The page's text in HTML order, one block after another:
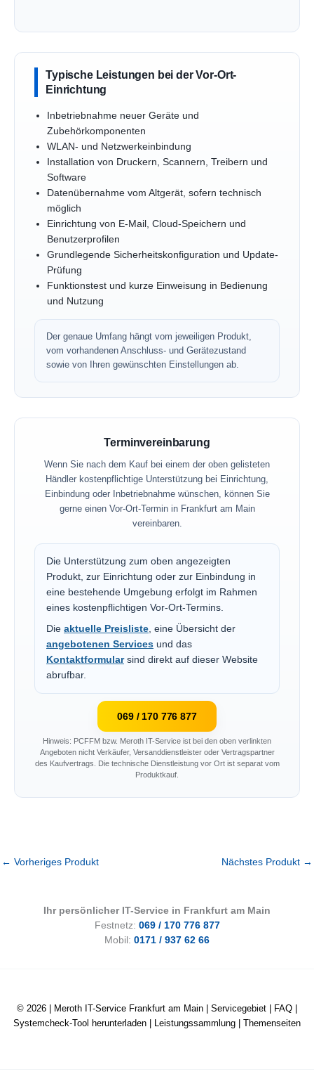
Typische Leistungen bei der Vor-Ort-
Einrichtung
Inbetriebnahme neuer Geräte und
Zubehörkomponenten
WLAN- und Netzwerkeinbindung
Installation von Druckern, Scannern, Treibern und
Software
Datenübernahme vom Altgerät, sofern technisch
möglich
Einrichtung von E-Mail, Cloud-Speichern und
Benutzerprofilen
Grundlegende Sicherheitskonfiguration und Update-
Prüfung
Funktionstest und kurze Einweisung in Bedienung
und Nutzung
Der genaue Umfang hängt vom jeweiligen Produkt,
vom vorhandenen Anschluss- und Gerätezustand
sowie von Ihren gewünschten Einstellungen ab.
Terminvereinbarung
Wenn Sie nach dem Kauf bei einem der oben gelisteten
Händler kostenpflichtige Unterstützung bei Einrichtung,
Einbindung oder Inbetriebnahme wünschen, können Sie
gerne einen Vor-Ort-Termin in Frankfurt am Main
vereinbaren.
Die Unterstützung zum oben angezeigten
Produkt, zur Einrichtung oder zur Einbindung in
eine bestehende Umgebung erfolgt im Rahmen
eines kostenpflichtigen Vor-Ort-Termins.
Die aktuelle Preisliste, eine Übersicht der
angebotenen Services und das
Kontaktformularsind direkt auf dieser Website
abrufbar.
069 / 170 776 877
Hinweis: PCFFM bzw. Meroth IT-Service ist bei den oben verlinkten
Angeboten nicht Verkäufer, Versanddienstleister oder Vertragspartner
des Kaufvertrags. Die technische Dienstleistung vor Ort ist separat vom
Produktkauf.
← Vorheriges Produkt Nächstes Produkt →
Ihr persönlicher IT-Service in Frankfurt am Main
Festnetz: 069 / 170 776 877
Mobil: 0171 / 937 62 66
© 2026 | Meroth IT-Service Frankfurt am Main Servicegebiet FAQ
Systemcheck-Tool herunterladen
Leistungssammlung Themenseiten